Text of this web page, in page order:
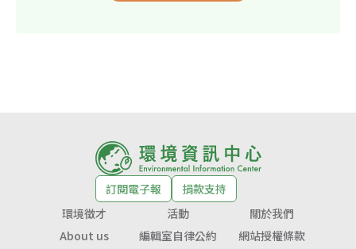
訂閱電子報
捐款支持
環境徵才
活動
關於我們
About us
編輯室自律公約 網站授權條款